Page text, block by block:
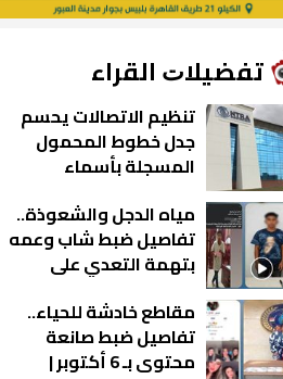
ﺗﻔﻀﻴﻼﺕ اﻟﻘﺮاء
تنظيم الاتصالات يحسم
جدل خطوط المحمول
المسجلة بأسماء
مياه الدجل والشعوذة..
تفاصيل ضبط شاب وعمه
بتهمة التعدي على
الشرقية | فيديو
مقاطع خادشة للحياء..
تفاصيل ضبط صانعة
محتوى بـ 6 أكتوبر |